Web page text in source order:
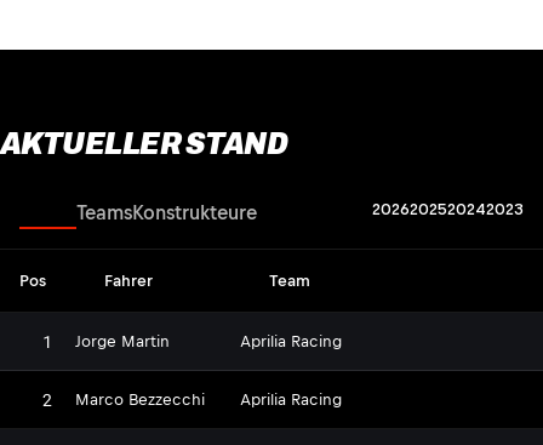
AKTUELLER STAND
TeamsKonstrukteure 2026202520242023
Pos Fahrer Team
1 Jorge Martin Aprilia Racing
2 Marco Bezzecchi Aprilia Racing